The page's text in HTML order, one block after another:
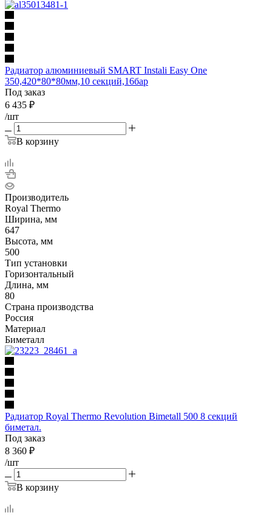
Радиатор алюминиевый SMART Instali Easy One
350,420*80*80мм,10 секций,16бар
Под заказ
6 435 ₽
/шт
В корзину
Производитель
Royal Thermo
Ширина, мм
647
Высота, мм
500
Тип установки
Горизонтальный
Длина, мм
80
Страна производства
Россия
Материал
Биметалл
Радиатор Royal Thermo Revolution Bimetall 500 8 секций
биметал.
Под заказ
8 360 ₽
/шт
В корзину